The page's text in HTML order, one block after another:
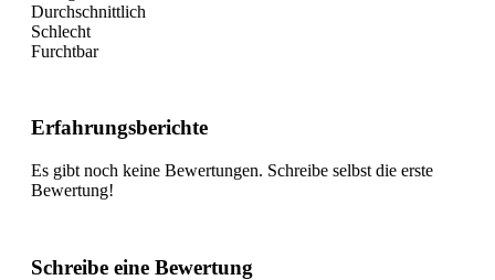
Durchschnittlich
Schlecht
Furchtbar
Erfahrungsberichte
Es gibt noch keine Bewertungen. Schreibe selbst die erste
Bewertung!
Schreibe eine Bewertung